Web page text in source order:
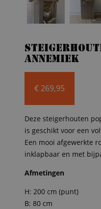
Annemiek
€269,95
Deze steigerhouten
is geschikt voor een
Een mooi afgewerkte
inklapbaar en met
Afmetingen
H: 200 cm (punt)
B: 80 cm